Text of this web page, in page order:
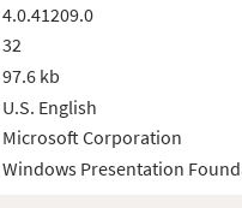
4.0.41209.0
32
97.6 kb
U.S. English
Microsoft Corporation
Windows Presentation